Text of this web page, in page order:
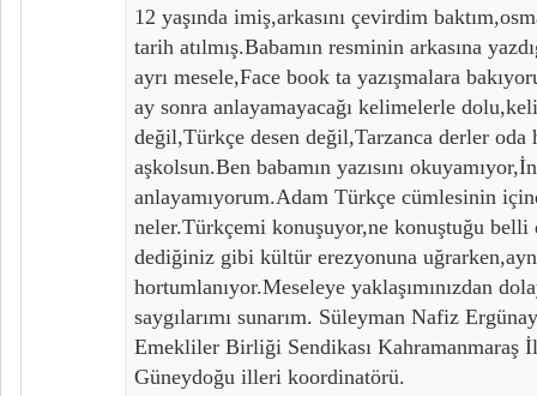
12 yaşında imiş,arkasını çevirdim
tarih atılmış.Babamın resminin arkasına
ayrı mesele,Face book ta yazışmalara
ay sonra anlayamayacağı kelimelerle
değil,Türkçe desen değil,Tarzanca derler oda
aşkolsun.Ben babamın yazısını
anlayamıyorum.Adam Türkçe cümlesinin
neler.Türkçemi konuşuyor,ne konuştuğu
dediğiniz gibi kültür erezyonuna
hortumlanıyor.Meseleye yaklaşımınızdan
saygılarımı sunarım. Süleyman Nafiz
Emekliler Birliği Sendikası Kahramanmaraş
Güneydoğu illeri koordinatörü.